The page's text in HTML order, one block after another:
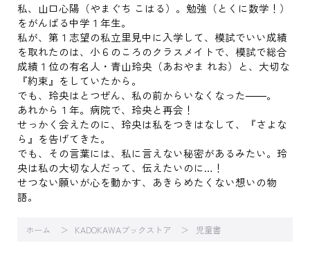
私、山口心陽（やまぐち こはる）。勉強（とくに数学！）
をがんばる中学１年生。
私が、第１志望の私立里見中に入学して、模試でいい成績
を取れたのは、小６のころのクラスメイトで、模試で総合
成績１位の有名人・青山玲央（あおやま れお）と、大切な
『約束』をしていたから。
でも、玲央はとつぜん、私の前からいなくなった――。
あれから１年。病院で、玲央と再会！
せっかく会えたのに、玲央は私をつきはなして、『さよな
ら』を告げてきた。
でも、その言葉には、私に言えない秘密があるみたい。玲
央は私の大切な人だって、伝えたいのに…！
せつない願いが心を動かす、あきらめたくない想いの物
語。
ホーム KADOKAWAブックストア 児童書